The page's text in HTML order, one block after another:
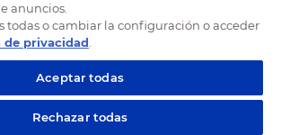
anuncios.
todas o cambiar la configuración o acceder
de privacidad
Aceptar todas
Rechazar todas